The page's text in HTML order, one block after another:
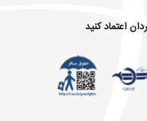
اعتماد کنید